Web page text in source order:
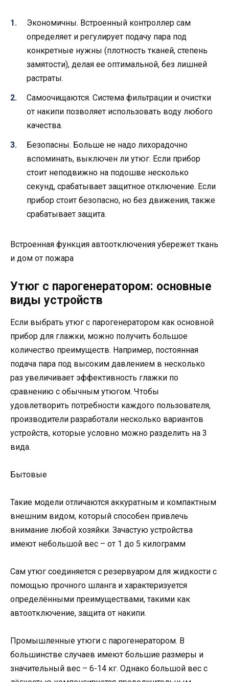
Экономичны. Встроенный контроллер сам
определяет и регулирует подачу пара под
конкретные нужны (плотность тканей, степень
замятости), делая ее оптимальной, без лишней
растраты.
Самоочищаются. Система фильтрации и очистки
от накипи позволяет использовать воду любого
качества.
Безопасны. Больше не надо лихорадочно
вспоминать, выключен ли утюг. Если прибор
стоит неподвижно на подошве несколько
секунд, срабатывает защитное отключение. Если
прибор стоит безопасно, но без движения, также
срабатывает защита.
Встроенная функция автоотключения убережет ткань
и дом от пожара
Утюг с парогенератором: основные
виды устройств
Если выбрать утюг с парогенератором как основной
прибор для глажки, можно получить большое
количество преимуществ. Например, постоянная
подача пара под высоким давлением в несколько
раз увеличивает эффективность глажки по
сравнению с обычным утюгом. Чтобы
удовлетворить потребности каждого пользователя,
производители разработали несколько вариантов
устройств, которые условно можно разделить на 3
вида.
Бытовые
Такие модели отличаются аккуратным и компактным
внешним видом, который способен привлечь
внимание любой хозяйки. Зачастую устройства
имеют небольшой вес – от 1 до 5 килограмм
Сам утюг соединяется с резервуаром для жидкости с
помощью прочного шланга и характеризуется
определёнными преимуществами, такими как
автоотключение, защита от накипи.
Промышленные утюги с парогенератором. В
большинстве случаев имеют большие размеры и
значительный вес – 6-14 кг. Однако большой вес с